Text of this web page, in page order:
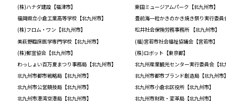
(株)ハナダ建設【福津市】 東田ミュージアムパーク【北九州市】
福岡県立小倉工業高等学校【北九州市】
(株)フロム・ワン【北九州市】 松井社会保険労務事務所 【北九州市】
美萩野臨床医学専門学校【北九州市】 (福)宮若市社会福祉協議会【宮若市】
(株)郵宣協会【北九州市】 (株)ロボット【東京都】
わっしょい百万夏まつり事務局【北九州市】
北九州市都市戦略局【北九州市】 北九州市都市ブランド創造局【北九州市】
北九州市公営競技局【北九州市】 北九州市小倉北区役所【北九州市】
北九州市港湾空港局【北九州市】 北九州市財政・変革局【北九州市】